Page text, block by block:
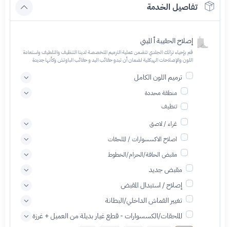
تفاصيل الخدمة
إصلاح الحقيبة أ الميني
قم بإحياء تراثك الجلدي تتضمن عملية الترميم المتخصصة لدينا التنظيف والتلطيف واستعادة
اللون والإصلاحات الهيكلية لضمان أن تبدو حقائب اليد و حقائب الباوتش وكأنها جديدة
ترميم اللون الكامل
منطقة محددة
تنظيف
غراء / لاصق
اصلاح الاكسسوارات / الملحقات
مقبض الحافة/الحزام/الخطوط
مقبض جديد
إصلاح / استبدال المقبض
تغيير القماش الداخلي/البطانة
الملحقات/الكسسوارات - قطع غيار بديلة من العميل + غرزة